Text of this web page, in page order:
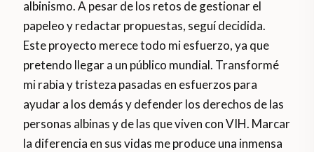
albinismo. A pesar de los retos de gestionar el
papeleo y redactar propuestas, seguí decidida.
Este proyecto merece todo mi esfuerzo, ya que
pretendo llegar a un público mundial. Transformé
mi rabia y tristeza pasadas en esfuerzos para
ayudar a los demás y defender los derechos de las
personas albinas y de las que viven con VIH. Marcar
la diferencia en sus vidas me produce una inmensa